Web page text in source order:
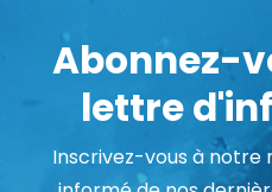
Abonnez-
lettre
Inscrivez-vous à